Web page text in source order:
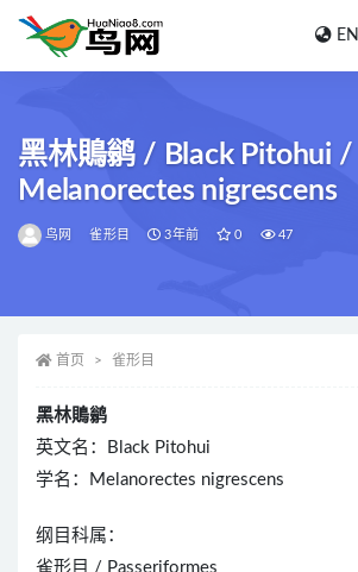
EN
黑林鵙鹟 / Black Pitohui /
Melanorectes nigrescens
鸟网 雀形目 3年前 0 47
首页 雀形目
黑林鵙鹟
英文名：Black Pitohui
学名：Melanorectes nigrescens
纲目科属：
雀形目 / Passeriformes